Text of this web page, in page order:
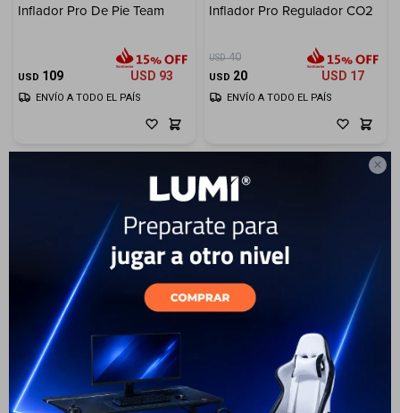

Inflador Pro De Pie Team
USD 109 USD 93
ENVÍO A TODO EL PAÍS
Inflador Pro Regulador CO2
USD 40
USD 20 USD 17
ENVÍO A TODO EL PAÍS
Inflador Pro Mini
Compactc/Manguera Pres
Marcas
Cuenta